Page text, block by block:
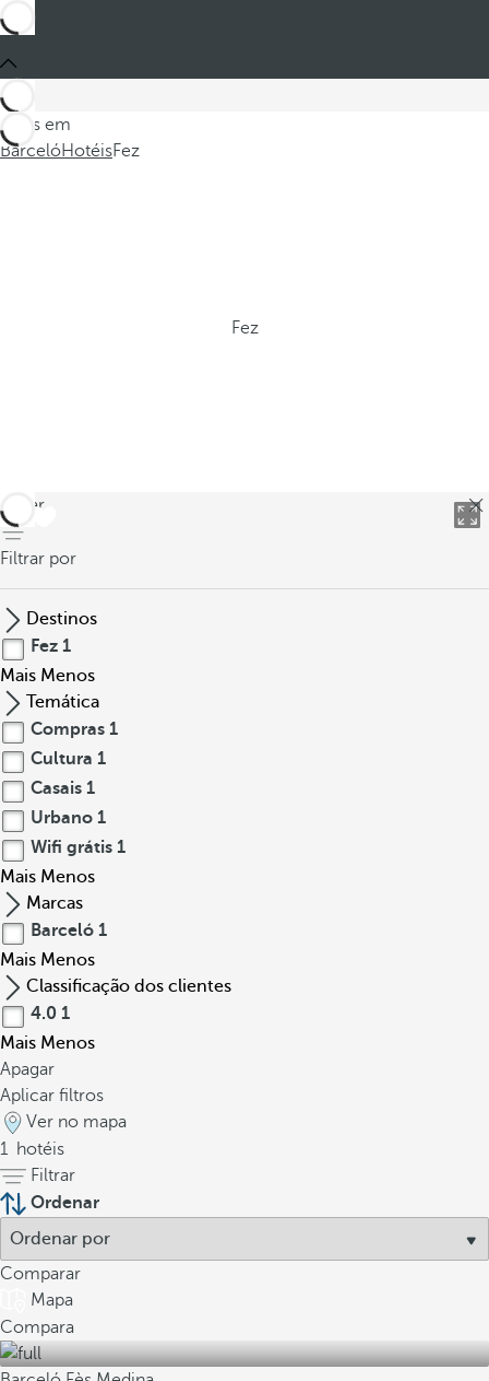
Estes em
BarcelóHotéisFez
Fez
voltar
Filtrar por
Destinos
Fez 1
Mais Menos
Temática
Compras 1
Cultura 1
Casais 1
Urbano 1
Wifi grátis 1
Mais Menos
Marcas
Barceló 1
Mais Menos
Classificação dos clientes
4.0 1
Mais Menos
Apagar
Aplicar filtros
Ver no mapa
1 hotéis
Filtrar
Ordenar
Comparar
Mapa
Compara